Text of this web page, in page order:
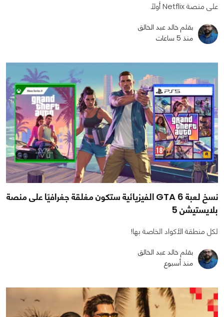
على منصة Netflix أولًا
بقلم خالد عبد الخالق
منذ 5 ساعات
نسخ لعبة GTA 6 الفيزيائية ستكون مغلقة جغرافيًا على منصة
بلايستيشن 5
لكل منطقة الأكواد الخاصة بها!
بقلم خالد عبد الخالق
منذ أسبوع